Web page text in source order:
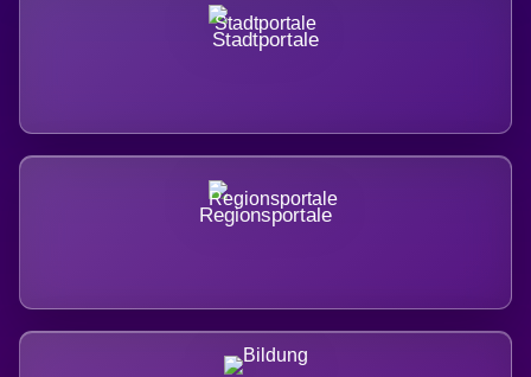
Stadtportale
Regionsportale